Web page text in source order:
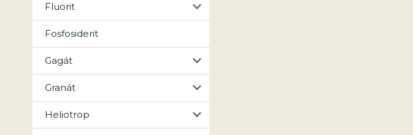
Fluorit
Fosfosiderit
Gagát
Granát
Heliotrop